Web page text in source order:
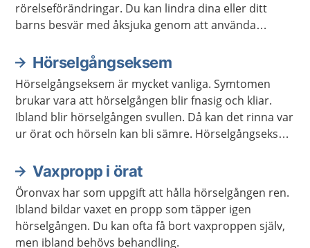
rörelseförändringar. Du kan lindra dina eller ditt
barns besvär med åksjuka genom att använda
Hörselgångseksem
Hörselgångseksem är mycket vanliga. Symtomen
brukar vara att hörselgången blir fnasig och kliar.
Ibland blir hörselgången svullen. Då kan det rinna var
ur örat och hörseln kan bli sämre. Hörselgångseksem
behandling.
Vaxpropp i örat
Öronvax har som uppgift att hålla hörselgången ren.
Ibland bildar vaxet en propp som täpper igen
hörselgången. Du kan ofta få bort vaxproppen själv,
men ibland behövs behandling.